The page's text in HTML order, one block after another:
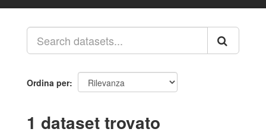
Ordina per
1 dataset trovato